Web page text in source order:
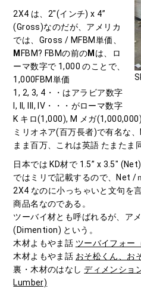
2X4 は、2″(インチ) x 4”
(Gross)なのだが、アメリカ
では、Gross / MFBM単価、
M FBM? FBMの前のM は、ロ
ーマ数字で 1,000 のことで、
1,000FBM単価
1, 2, 3, 4・・はアラビア数字
I, II, III, IV・・・がローマ数字
K キロ(1,000), M メガ
ミリオネア(百万長者)で有名な
まま百万、これは英語 たまたま
日本では KD材で 1.5” x 3.5″
ではミリで記載するので、Net /
2X4 なのに小っちゃいと文句を
商品名なのである。
ツーバイ材とも呼ばれるが、ア
(Dimention) という。
木材よもやま話 ツーバイフォー
木材よもやま話 おそ松くん、お
裏・木材のはなしディメンショ
Lumber)